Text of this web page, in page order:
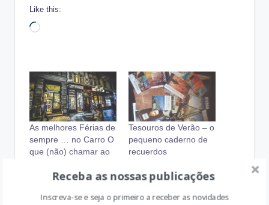
Like this:
Loading…
As melhores Férias de
sempre … no Carro O
que (não) chamar ao
Agosto 5, 2017
Família"
Tesouros de Verão – o
pequeno caderno de
recuerdos
In "Atividades em
Receba as nossas publicações
Inscreva-se e seja o primeiro a receber as novidades